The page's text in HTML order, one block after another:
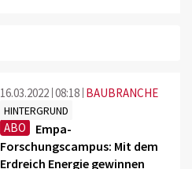
16.03.2022 08:18 BAUBRANCHE
HINTERGRUND
ABO
Empa-
Forschungscampus: Mit dem
Erdreich Energie gewinnen